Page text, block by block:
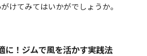
けてみてはいかがでしょうか。
に！ジムで風を活かす実践法